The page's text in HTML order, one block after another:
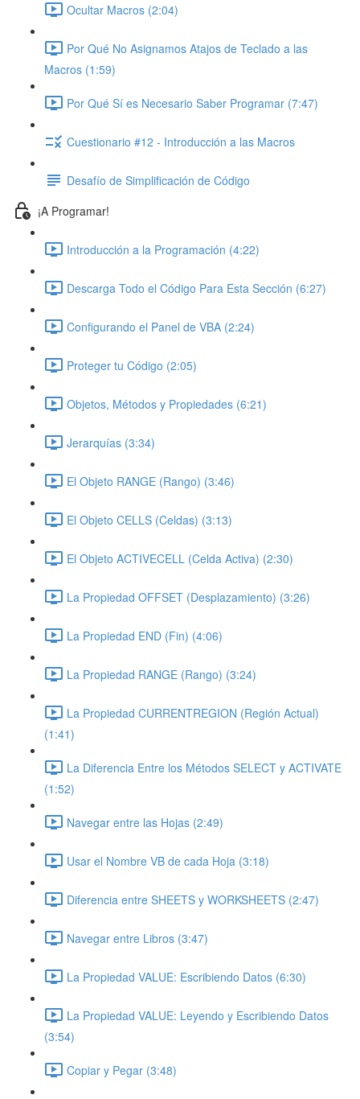
Ocultar Macros (2:04)
Por Qué No Asignamos Atajos de Teclado a las
Macros (1:59)
Por Qué Sí es Necesario Saber Programar (7:47)
Cuestionario #12 - Introducción a las Macros
Desafío de Simplificación de Código
¡A Programar!
Introducción a la Programación (4:22)
Descarga Todo el Código Para Esta Sección (6:27)
Configurando el Panel de VBA (2:24)
Proteger tu Código (2:05)
Objetos, Métodos y Propiedades (6:21)
Jerarquías (3:34)
El Objeto RANGE (Rango) (3:46)
El Objeto CELLS (Celdas) (3:13)
El Objeto ACTIVECELL (Celda Activa) (2:30)
La Propiedad OFFSET (Desplazamiento) (3:26)
La Propiedad END (Fin) (4:06)
La Propiedad RANGE (Rango) (3:24)
La Propiedad CURRENTREGION (Región Actual)
(1:41)
La Diferencia Entre los Métodos SELECT y ACTIVATE
(1:52)
Navegar entre las Hojas (2:49)
Usar el Nombre VB de cada Hoja (3:18)
Diferencia entre SHEETS y WORKSHEETS (2:47)
Navegar entre Libros (3:47)
La Propiedad VALUE: Escribiendo Datos (6:30)
La Propiedad VALUE: Leyendo y Escribiendo Datos
(3:54)
Copiar y Pegar (3:48)